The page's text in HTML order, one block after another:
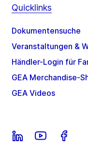
Quicklinks
Dokumentensuche
Veranstaltungen &
Händler-Login für
GEA Merchandise-
GEA Videos